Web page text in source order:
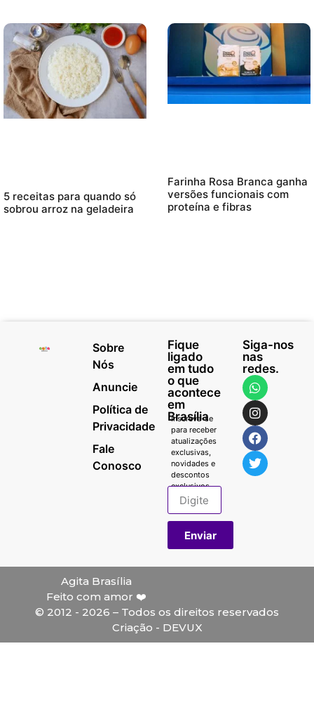
5 receitas para quando só
sobrou arroz na geladeira
Farinha Rosa Branca ganha
versões funcionais com
proteína e fibras
Sobre
Nós
Anuncie
Política de
Privacidade
Fale
Conosco
Fique
ligado
em tudo
o que
acontece
em
Brasília
Inscreva-se
para receber
atualizações
exclusivas,
novidades e
descontos
exclusivos.
Enviar
Siga-nos
nas
redes.
Agita Brasília
Feito com amor ❤️
© 2012 - 2026 – Todos os direitos reservados
Criação - DEVUX